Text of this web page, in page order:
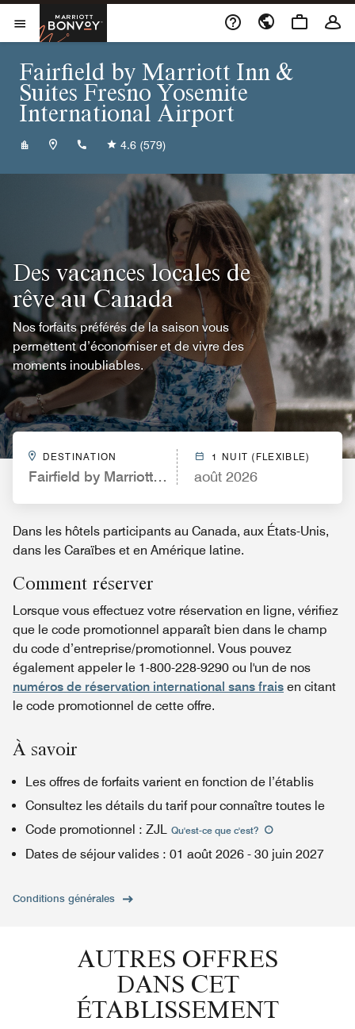
Skip to Content
Ouvrir le menu
Marriott Bonvoy
Fairfield by Marriott Inn &
Suites Fresno Yosemite
International Airport
+15598255200
4.6 (579)
Des vacances locales de
rêve au Canada
Nos forfaits préférés de la saison vous
permettent d’économiser et de vivre des
moments inoubliables.
DESTINATION
Fairfield by Marriott Inn & Suites Fresno Yosemite
1 NUIT (FLEXIBLE)
août 2026
Dans les hôtels participants au Canada, aux États-Unis,
dans les Caraïbes et en Amérique latine.
Comment réserver
Lorsque vous effectuez votre réservation en ligne, vérifiez
que le code promotionnel apparaît bien dans le champ
du code d’entreprise/promotionnel. Vous pouvez
également appeler le 1-800-228-9290 ou l'un de nos
numéros de réservation international sans frais en citant
le code promotionnel de cette offre.
À savoir
Les offres de forfaits varient en fonction de l’établis
Consultez les détails du tarif pour connaître toutes le
Code promotionnel : ZJL Qu'est-ce que c'est?
Dates de séjour valides : 01 août 2026 - 30 juin 2027
Conditions générales
AUTRES OFFRES
DANS CET
ÉTABLISSEMENT